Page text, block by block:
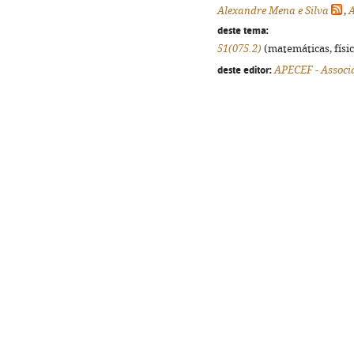
Alexandre Mena e Silva
,
deste tema:
51(075.2) (matemáticas,
deste editor: APECEF -